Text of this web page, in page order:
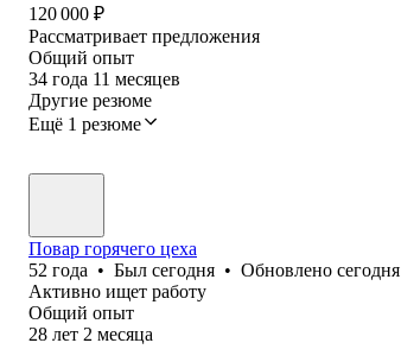
120 000 ₽
Рассматривает предложения
Общий опыт
34 года 11 месяцев
Другие резюме
Ещё 1 резюме
Повар горячего цеха
52 года • Был сегодня • Обновлено сегодня
Активно ищет работу
Общий опыт
28 лет 2 месяца